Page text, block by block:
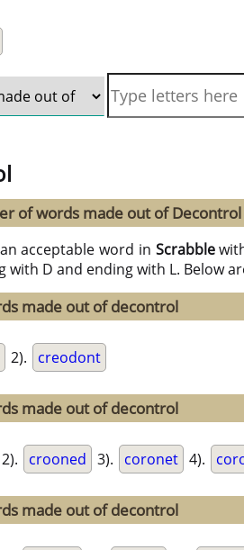
of words made out of
acceptable word in Scrabble
with D and ending with L. Below
made out of decontrol
2). creodont
made out of decontrol
2). crooned 3). coronet 4).
made out of decontrol